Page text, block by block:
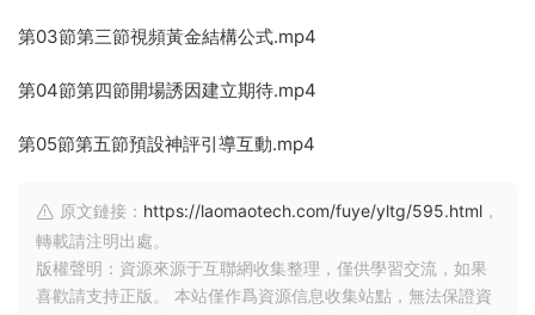
第03節第三節視頻黃金結構公式.mp4
第04節第四節開場誘因建立期待.mp4
第05節第五節預設神評引導互動.mp4
原文鏈接： https://laomaotech.com/fuye/yltg/595.html ，
轉載請注明出處。
版權聲明：資源來源于互聯網收集整理，僅供學習交流，如果
喜歡請支持正版。 本站僅作爲資源信息收集站點，無法保證資